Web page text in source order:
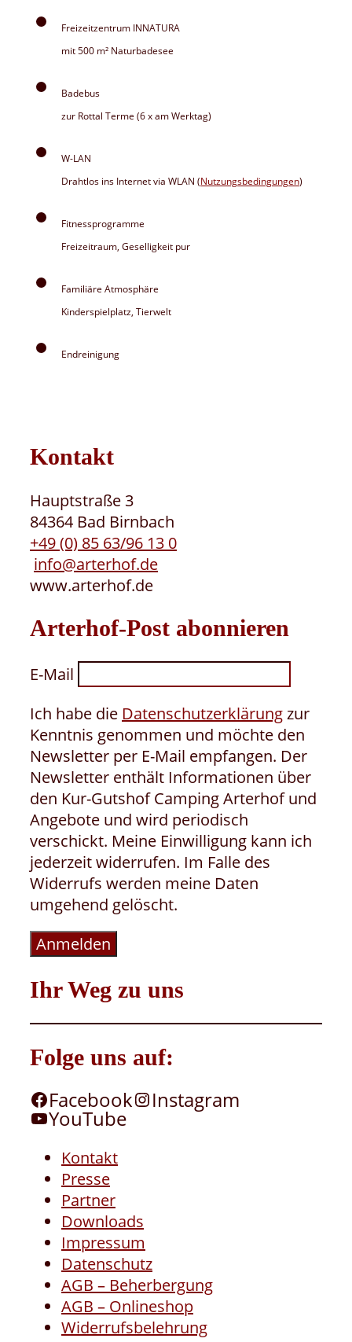
Freizeitzentrum INNATURA
mit 500 m² Naturbadesee
Badebus
zur Rottal Terme (6 x am Werktag)
W-LAN
Drahtlos ins Internet via WLAN (Nutzungsbedingungen)
Fitnessprogramme
Freizeitraum, Geselligkeit pur
Familiäre Atmosphäre
Kinderspielplatz, Tierwelt
Endreinigung
Kontakt
Hauptstraße 3
84364 Bad Birnbach
+49 (0) 85 63/96 13 0
info@arterhof.de
www.arterhof.de
Arterhof-Post abonnieren
E-Mail
Ich habe die Datenschutzerklärungzur
Kenntnis genommen und möchte den
Newsletter per E-Mail empfangen. Der
Newsletter enthält Informationen über
den Kur-Gutshof Camping Arterhof und
Angebote und wird periodisch
verschickt. Meine Einwilligung kann ich
jederzeit widerrufen. Im Falle des
Widerrufs werden meine Daten
umgehend gelöscht.
Anmelden
Ihr Weg zu uns
Folge uns auf:
Facebook
Instagram
YouTube
Kontakt
Presse
Partner
Downloads
Impressum
Datenschutz
AGB – Beherbergung
AGB – Onlineshop
Widerrufsbelehrung